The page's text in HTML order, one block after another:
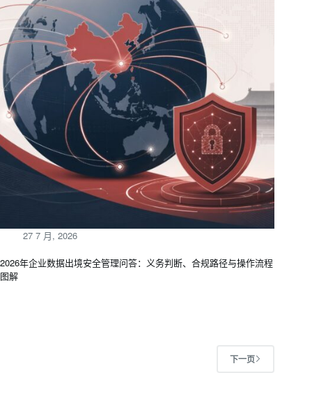
27 7 月, 2026
2026年企业数据出境安全管理问答：义务判断、合规路径与操作流程
图解
下一页